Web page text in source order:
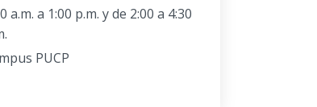
a.m. a 1:00 p.m. y de 2:00 a 4:30
PUCP